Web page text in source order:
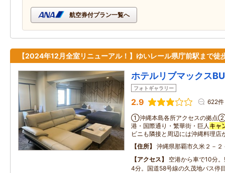
航空券付プラン一覧へ
【2024年12月全室リニューアル！】ゆいレール県庁前駅まで徒
ホテルリブマックス
フォトギャラリー
2.9 622件
①沖縄本島各所アクセスの拠点②
港・国際通り・繁華街・巨人 キャ
ビニも隣接と周辺には沖縄料理店
住所
沖縄県那覇市久米２－２
アクセス
空港から車で10分
4分。国道58号線の久茂地バス停